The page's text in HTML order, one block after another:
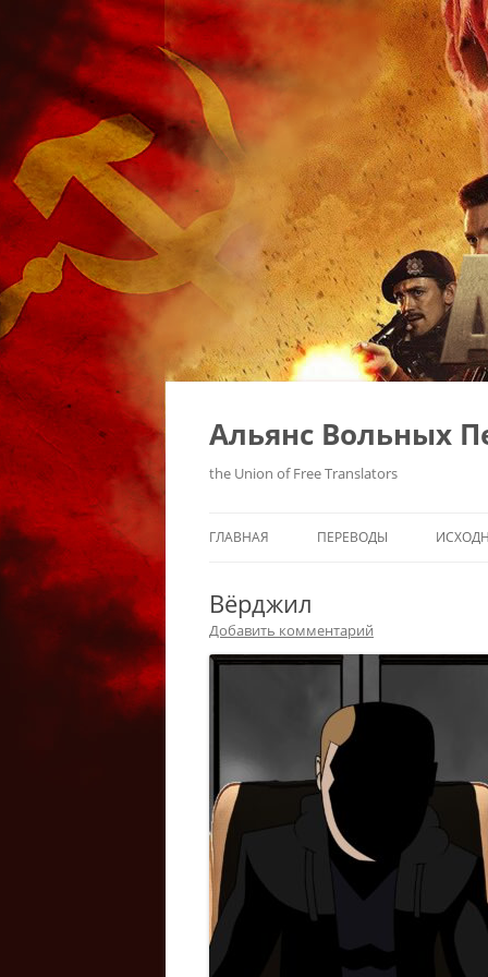
Альянс Вольных
the Union of Free Translators
ГЛАВНАЯ ПЕРЕВОДЫ
Вёрджил
Добавить комментарий